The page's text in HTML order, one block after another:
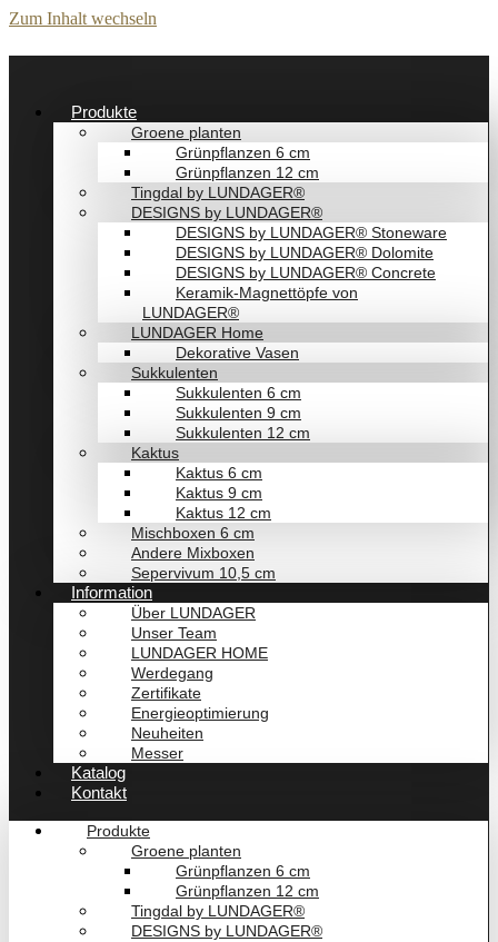
Zum Inhalt wechseln
Produkte
Groene planten
Grünpflanzen 6 cm
Grünpflanzen 12 cm
Tingdal by LUNDAGER®
DESIGNS by LUNDAGER®
DESIGNS by LUNDAGER® Stoneware
DESIGNS by LUNDAGER® Dolomite
DESIGNS by LUNDAGER® Concrete
Keramik-Magnettöpfe von
LUNDAGER®
LUNDAGER Home
Dekorative Vasen
Sukkulenten
Sukkulenten 6 cm
Sukkulenten 9 cm
Sukkulenten 12 cm
Kaktus
Kaktus 6 cm
Kaktus 9 cm
Kaktus 12 cm
Mischboxen 6 cm
Andere Mixboxen
Sepervivum 10,5 cm
Information
Über LUNDAGER
Unser Team
LUNDAGER HOME
Werdegang
Zertifikate
Energieoptimierung
Neuheiten
Messer
Katalog
Kontakt
Produkte
Groene planten
Grünpflanzen 6 cm
Grünpflanzen 12 cm
Tingdal by LUNDAGER®
DESIGNS by LUNDAGER®